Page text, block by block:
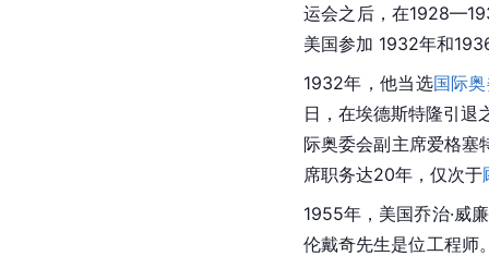
运会之后，在
美国参加 1932年和
1932年，他当选国际
日，在埃德斯特隆引退
际奥委会副主席爱格塞
席职务达20年，仅次于
1955年，美国乔治·威
伦戴奇先生是位工程师